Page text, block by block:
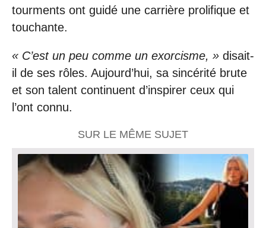
tourments ont guidé une carrière prolifique et
touchante.
« C’est un peu comme un exorcisme, » disait-
il de ses rôles. Aujourd’hui, sa sincérité brute
et son talent continuent d’inspirer ceux qui
l’ont connu.
SUR LE MÊME SUJET